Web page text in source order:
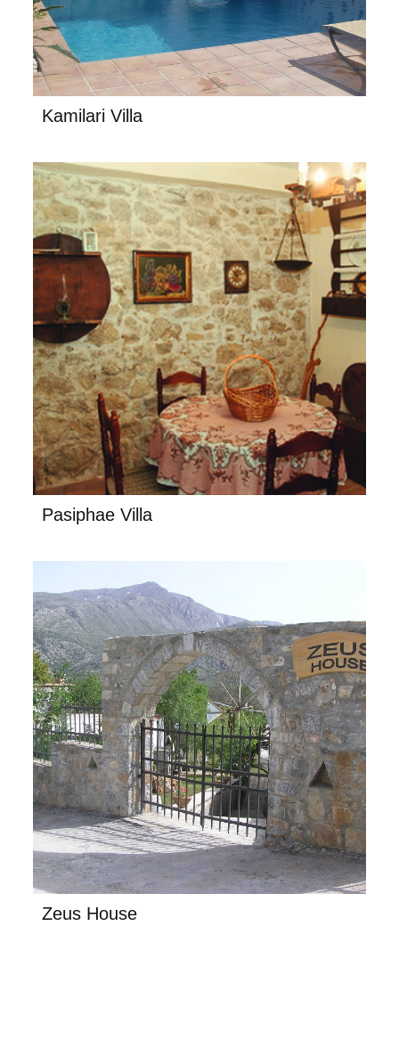
Kamilari Villa
Pasiphae Villa
Pasiphae Villa
Zeus House
Zeus House